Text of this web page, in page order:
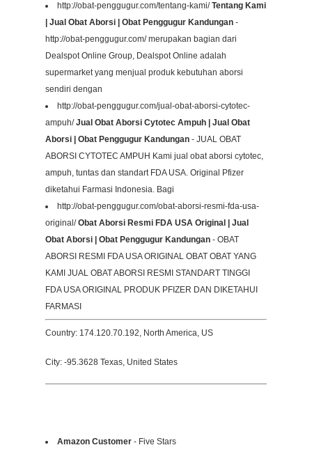
http://obat-penggugur.com/tentang-kami/Tentang Kami
| Jual Obat Aborsi | Obat Penggugur Kandungan -
http://obat-penggugur.com/ merupakan bagian dari
Dealspot Online Group, Dealspot Online adalah
supermarket yang menjual produk kebutuhan aborsi
sendiri dengan
http://obat-penggugur.com/jual-obat-aborsi-cytotec-
ampuh/Jual Obat Aborsi Cytotec Ampuh | Jual Obat
Aborsi | Obat Penggugur Kandungan - JUAL OBAT
ABORSI CYTOTEC AMPUH Kami jual obat aborsi cytotec,
ampuh, tuntas dan standart FDA USA. Original Pfizer
diketahui Farmasi Indonesia. Bagi
http://obat-penggugur.com/obat-aborsi-resmi-fda-usa-
original/Obat Aborsi Resmi FDA USA Original | Jual
Obat Aborsi | Obat Penggugur Kandungan - OBAT
ABORSI RESMI FDA USA ORIGINAL OBAT OBAT YANG
KAMI JUAL OBAT ABORSI RESMI STANDART TINGGI
FDA USA ORIGINAL PRODUK PFIZER DAN DIKETAHUI
FARMASI
Country: 174.120.70.192, North America, US
City: -95.3628 Texas, United States
Amazon Customer - Five Stars